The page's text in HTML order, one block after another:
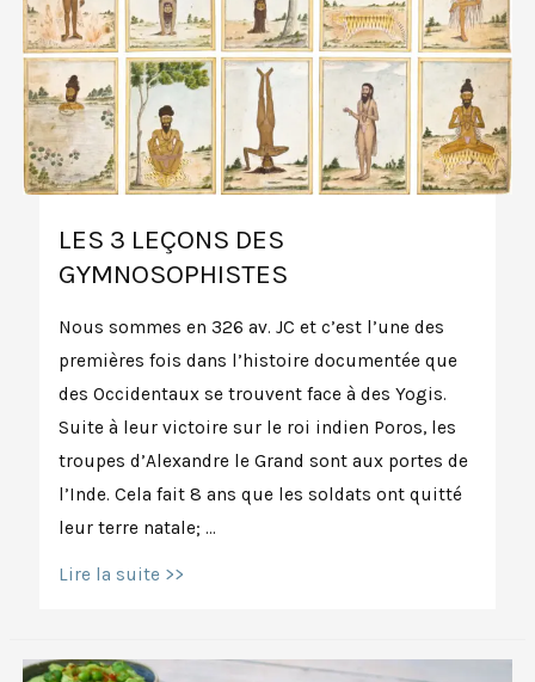
LES 3 LEÇONS DES
GYMNOSOPHISTES
Nous sommes en 326 av. JC et c’est l’une des
premières fois dans l’histoire documentée que
des Occidentaux se trouvent face à des Yogis.
Suite à leur victoire sur le roi indien Poros, les
troupes d’Alexandre le Grand sont aux portes de
l’Inde. Cela fait 8 ans que les soldats ont quitté
leur terre natale; …
Les
Lire la suite >>